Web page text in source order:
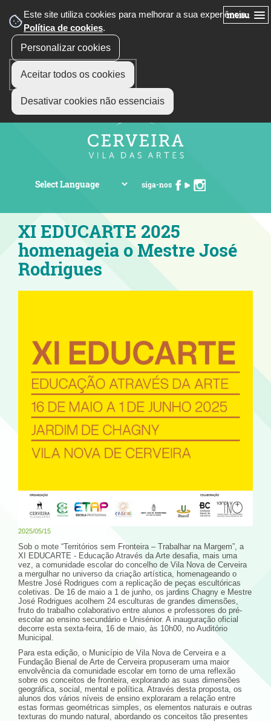
Este site utiliza cookies para melhorar a sua experiência.
Política de cookies.
Personalizar cookies
Aceitar todos os cookies
Desativar cookies não essenciais
menu
siga-nos
XI EDUCARTE 2025
homenageia o Mestre José
Rodrigues
2025/05/15
Sob o mote “Territórios sem Fronteira – Trabalhar na Margem”, a
XI EDUCARTE - Educação Através da Arte desafia, mais uma
vez, a comunidade escolar do concelho de Vila Nova de Cerveira
a mergulhar no universo da criação artística, homenageando o
Mestre José Rodrigues com a replicação de peças escultóricas
coletivas. De 16 de maio a 1 de junho, os jardins Chagny e Mestre
José Rodrigues acolhem 24 esculturas de grandes dimensões,
fruto do trabalho colaborativo entre alunos e professores do pré-
escolar ao ensino secundário e Unisénior. A inauguração oficial
decorre esta sexta-feira, 16 de maio, às 10h00, no Auditório
Municipal.
Para esta edição, o Município de Vila Nova de Cerveira e a
Fundação Bienal de Arte de Cerveira propuseram uma maior
envolvência da comunidade escolar em torno de uma reflexão
sobre os conceitos de fronteira, explorando as suas dimensões
geográfica, social, mental e política. Através desta proposta, os
alunos dos vários níveis de ensino exploraram a relação entre
estas formas geométricas simples, os elementos naturais e outras
texturas do mundo natural, abordando os conceitos tão presentes